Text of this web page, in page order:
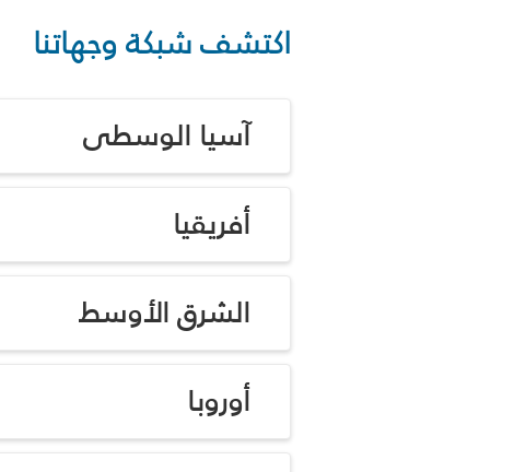
اكتشف شبكة وجهاتنا
آسيا الوسطى
أفريقيا
الشرق الأوسط
أوروبا